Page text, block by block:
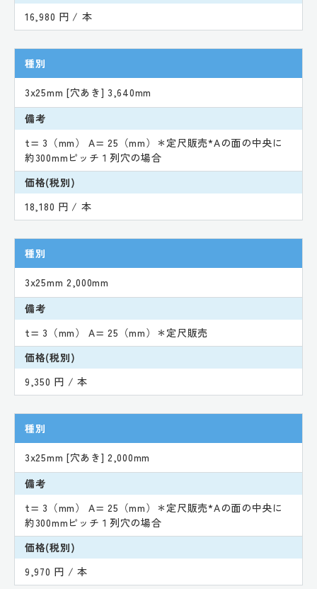
16,980 円 / 本
種別
3x25mm [穴あき] 3,640mm
備考
t= 3（mm） A= 25（mm）＊定尺販売*Aの面の中央に
約300mmピッチ１列穴の場合
価格(税別)
18,180 円 / 本
種別
3x25mm 2,000mm
備考
t= 3（mm） A= 25（mm）＊定尺販売
価格(税別)
9,350 円 / 本
種別
3x25mm [穴あき] 2,000mm
備考
t= 3（mm） A= 25（mm）＊定尺販売*Aの面の中央に
約300mmピッチ１列穴の場合
価格(税別)
9,970 円 / 本